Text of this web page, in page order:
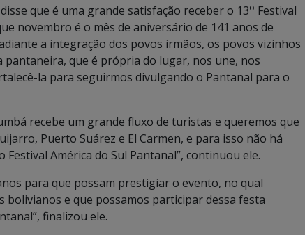
que é uma grande satisfação receber o 13o Festival
novembro é o mês de aniversário de 141 anos de
a integração dos povos irmãos, os povos vizinhos
que é própria do lugar, nos une, nos
la para seguirmos divulgando o Pantanal para o
recebe um grande fluxo de turistas e queremos que
Puerto Suárez e El Carmen, e para isso não há
América do Sul Pantanal”, continuou ele.
para que possam prestigiar o evento, no qual
e que possamos participar dessa festa
finalizou ele.